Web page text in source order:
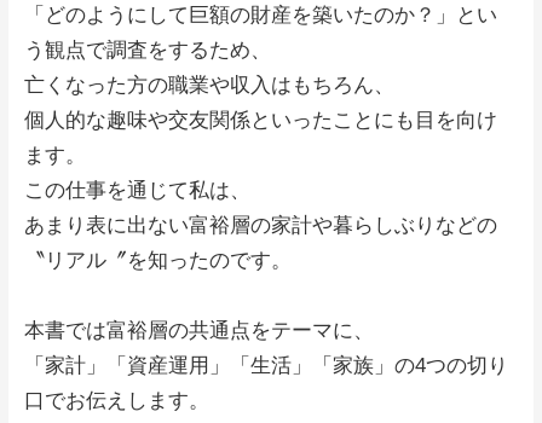
「どのようにして巨額の財産を築いたのか？」とい
う観点で調査をするため、
亡くなった方の職業や収入はもちろん、
個人的な趣味や交友関係といったことにも目を向け
ます。
この仕事を通じて私は、
あまり表に出ない富裕層の家計や暮らしぶりなどの
〝リアル〞を知ったのです。
本書では富裕層の共通点をテーマに、
「家計」「資産運用」「生活」「家族」の4つの切り
口でお伝えします。